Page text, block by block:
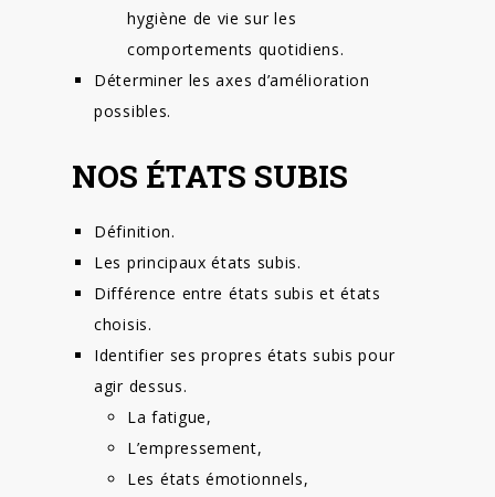
hygiène de vie sur les
comportements quotidiens.
Déterminer les axes d’amélioration
possibles.
NOS ÉTATS SUBIS
Définition.
Les principaux états subis.
Différence entre états subis et états
choisis.
Identifier ses propres états subis pour
agir dessus.
La fatigue,
L’empressement,
Les états émotionnels,